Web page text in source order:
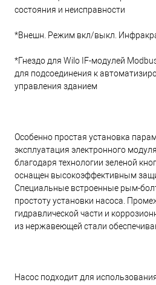
состояния и неисправности
*Внешн. Режим вкл/выкл.
*Гнездо для Wilo IF-модулей
для подсоединения к
управления зданием
Особенно простая установка
эксплуатация электронного
благодаря технологии зеленой
оснащен высокоэффективным
Специальные встроенные рым-
простоту установки насоса.
гидравлической части и
из нержавеющей стали
Насос подходит для